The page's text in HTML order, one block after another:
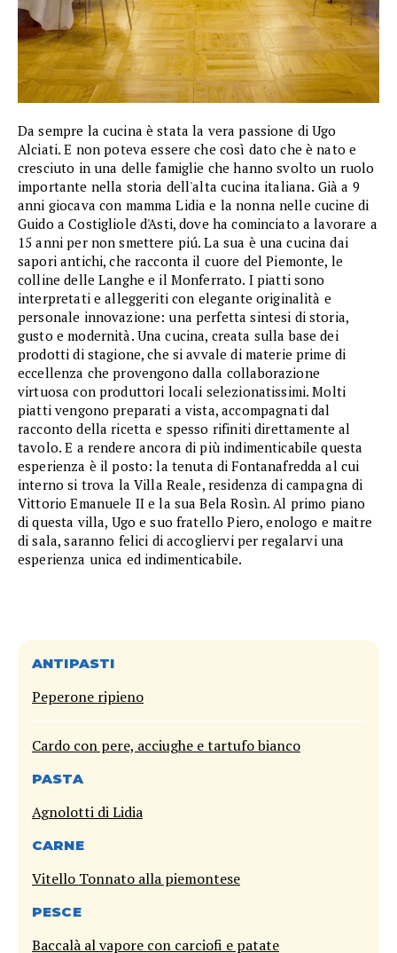
Da sempre la cucina è stata la vera passione di Ugo
Alciati. E non poteva essere che così dato che è nato e
cresciuto in una delle famiglie che hanno svolto un ruolo
importante nella storia dell'alta cucina italiana. Già a 9
anni giocava con mamma Lidia e la nonna nelle cucine di
Guido a Costigliole d'Asti, dove ha cominciato a lavorare a
15 anni per non smettere piú. La sua è una cucina dai
sapori antichi, che racconta il cuore del Piemonte, le
colline delle Langhe e il Monferrato. I piatti sono
interpretati e alleggeriti con elegante originalità e
personale innovazione: una perfetta sintesi di storia,
gusto e modernità. Una cucina, creata sulla base dei
prodotti di stagione, che si avvale di materie prime di
eccellenza che provengono dalla collaborazione
virtuosa con produttori locali selezionatissimi. Molti
piatti vengono preparati a vista, accompagnati dal
racconto della ricetta e spesso rifiniti direttamente al
tavolo. E a rendere ancora di più indimenticabile questa
esperienza è il posto: la tenuta di Fontanafredda al cui
interno si trova la Villa Reale, residenza di campagna di
Vittorio Emanuele II e la sua Bela Rosìn. Al primo piano
di questa villa, Ugo e suo fratello Piero, enologo e maitre
di sala, saranno felici di accogliervi per regalarvi una
esperienza unica ed indimenticabile.
ANTIPASTI
Peperone ripieno
Cardo con pere, acciughe e tartufo bianco
PASTA
Agnolotti di Lidia
CARNE
Vitello Tonnato alla piemontese
PESCE
Baccalà al vapore con carciofi e patate